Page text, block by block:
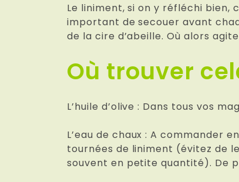
Le liniment, si on y réfléchi bien,
important de secouer avant
de la cire d’abeille. Où alors
Où trouver
L’huile d’olive : Dans tous vos
L’eau de chaux : A commander
tournées de liniment (évitez de
souvent en petite quantité). De